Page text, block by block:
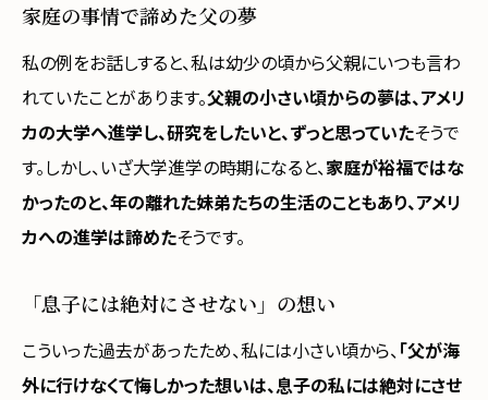
家庭の事情で諦めた父の夢
私の例をお話しすると、私は幼少の頃から父親にいつも言わ
れていたことがあります。父親の小さい頃からの夢は、アメリ
カの大学へ進学し、研究をしたいと、ずっと思っていたそうで
す。しかし、いざ大学進学の時期になると、家庭が裕福ではな
かったのと、年の離れた妹弟たちの生活のこともあり、アメリ
カへの進学は諦めたそうです。
「息子には絶対にさせない」の想い
こういった過去があったため、私には小さい頃から、 「父が海
外に行けなくて悔しかった想いは、息子の私には絶対にさせ